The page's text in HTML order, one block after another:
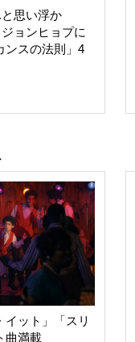
と思い浮か
ョンヒョプに
ンスの法則」4
イット」「スリ
曲満載